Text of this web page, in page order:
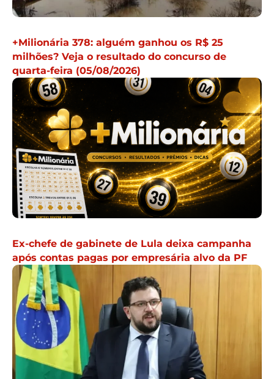
+Milionária 378: alguém ganhou os R$ 25
milhões? Veja o resultado do concurso de
quarta-feira (05/08/2026)
Ex-chefe de gabinete de Lula deixa campanha
após contas pagas por empresária alvo da PF